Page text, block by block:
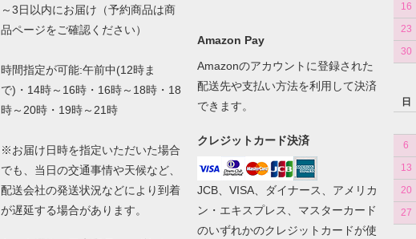
～3日以内にお届け（予約商品は商
品ページをご確認ください）
時間指定が可能:午前中(12時ま
で)・14時～16時・16時～18時・18
時～20時・19時～21時
※お届け日時を指定いただいた場合
でも、当日の交通事情や天候など、
配送会社の発送状況などにより到着
が遅延する場合があります。
Amazon Pay
Amazonのアカウントに登録された
配送先や支払い方法を利用して決済
できます。
クレジットカード決済
JCB、VISA、ダイナース、アメリカ
ン・エキスプレス、マスターカード
のいずれかのクレジットカードが使
16
23
30
日
6
13
20
27